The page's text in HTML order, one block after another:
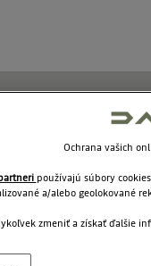
Ochrana vašich
používajú súbory
a/alebo geolokované
zmeniť a získať ďalšie